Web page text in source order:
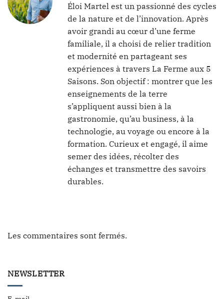
Éloi Martel est un passionné des cycles
de la nature et de l’innovation. Après
avoir grandi au cœur d’une ferme
familiale, il a choisi de relier tradition
et modernité en partageant ses
expériences à travers La Ferme aux 5
Saisons. Son objectif : montrer que les
enseignements de la terre
s’appliquent aussi bien à la
gastronomie, qu’au business, à la
technologie, au voyage ou encore à la
formation. Curieux et engagé, il aime
semer des idées, récolter des
échanges et transmettre des savoirs
durables.
Les commentaires sont fermés.
NEWSLETTER